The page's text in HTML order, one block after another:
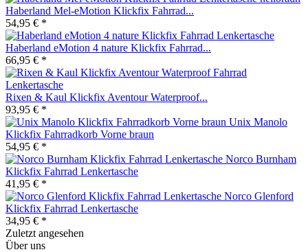
Haberland Mel-eMotion Klickfix Fahrrad...
54,95 € *
Haberland eMotion 4 nature Klickfix Fahrrad...
66,95 € *
Rixen & Kaul Klickfix Aventour Waterproof...
93,95 € *
Unix Manolo
Klickfix Fahrradkorb Vorne braun
54,95 € *
Norco Burnham
Klickfix Fahrrad Lenkertasche
41,95 € *
Norco Glenford
Klickfix Fahrrad Lenkertasche
34,95 € *
Zuletzt angesehen
Über uns